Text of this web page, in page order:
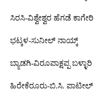
ಸಿರಸಿ-ವಿಶ್ವೇಶ್ವರ ಹೆಗಡೆ ಕಾಗೇರಿ
ಭಟ್ಕಳ-ಸುನೀಲ್ ನಾಯ್ಕ್
ಬ್ಯಾಡಗಿ-ವಿರೂಪಾಕ್ಷಪ್ಪ ಬಳ್ಳಾರಿ
ಹಿರೇಕೆರೂರು-ಬಿ.ಸಿ. ಪಾಟೀಲ್